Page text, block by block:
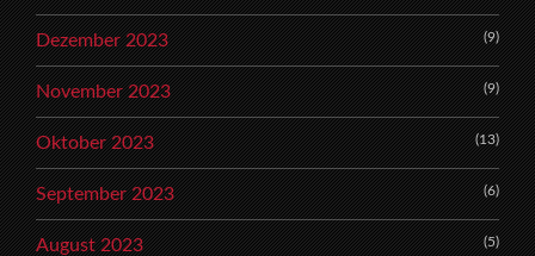
Dezember 2023 (9)
November 2023 (9)
Oktober 2023 (13)
September 2023 (6)
August 2023 (5)